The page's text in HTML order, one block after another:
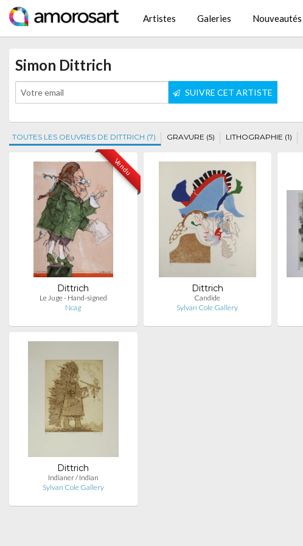
Artistes Galeries Nouveautés
Simon Dittrich
SUIVRE CET ARTISTE
TOUTES LES OEUVRES DE DITTRICH (7) GRAVURE (5) LITHOGRAPHIE (1)
Vendu
Dittrich
Le Juge - Hand-signed
Ncag
Dittrich
Candide
Sylvan Cole Gallery
Dittrich
Indianer / Indian
Sylvan Cole Gallery